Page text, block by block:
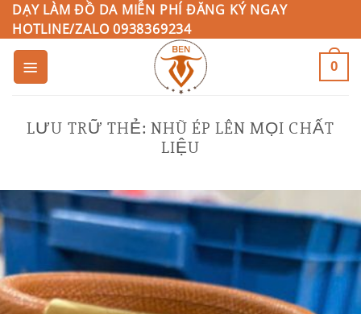
Bỏ
qua
nội
DẠY LÀM ĐỒ DA MIỄN PHÍ ĐĂNG KÝ NGAY
HOTLINE/ZALO 0938369234
0
LƯU TRỮ THẺ: NHŨ ÉP LÊN MỌI CHẤT
LIỆU